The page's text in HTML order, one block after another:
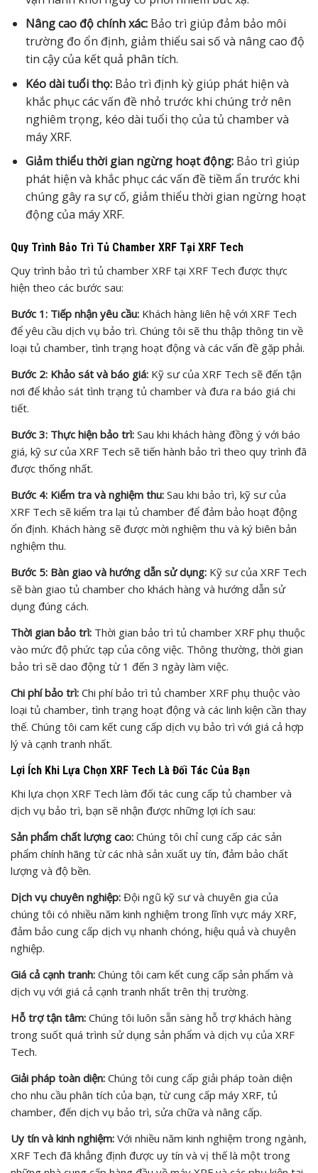
Nâng cao độ chính xác:Bảo trì giúp đảm bảo môi
trường đo ổn định, giảm thiểu sai số và nâng cao độ
tin cậy của kết quả phân tích.
Kéo dài tuổi thọ:Bảo trì định kỳ giúp phát hiện và
khắc phục các vấn đề nhỏ trước khi chúng trở nên
nghiêm trọng, kéo dài tuổi thọ của tủ chamber và
máy XRF.
Giảm thiểu thời gian ngừng hoạt động:Bảo trì giúp
phát hiện và khắc phục các vấn đề tiềm ẩn trước khi
chúng gây ra sự cố, giảm thiểu thời gian ngừng hoạt
động của máy XRF.
Quy Trình Bảo Trì Tủ Chamber XRF Tại XRF Tech
Quy trình bảo trì tủ chamber XRF tại XRF Tech được thực
hiện theo các bước sau:
Bước 1: Tiếp nhận yêu cầu: Khách hàng liên hệ với XRF Tech
để yêu cầu dịch vụ bảo trì. Chúng tôi sẽ thu thập thông tin về
loại tủ chamber, tình trạng hoạt động và các vấn đề gặp phải.
Bước 2: Khảo sát và báo giá: Kỹ sư của XRF Tech sẽ đến tận
nơi để khảo sát tình trạng tủ chamber và đưa ra báo giá chi
tiết.
Bước 3: Thực hiện bảo trì: Sau khi khách hàng đồng ý với báo
giá, kỹ sư của XRF Tech sẽ tiến hành bảo trì theo quy trình đã
được thống nhất.
Bước 4: Kiểm tra và nghiệm thu: Sau khi bảo trì, kỹ sư của
XRF Tech sẽ kiểm tra lại tủ chamber để đảm bảo hoạt động
ổn định. Khách hàng sẽ được mời nghiệm thu và ký biên bản
nghiệm thu.
Bước 5: Bàn giao và hướng dẫn sử dụng: Kỹ sư của XRF Tech
sẽ bàn giao tủ chamber cho khách hàng và hướng dẫn sử
dụng đúng cách.
Thời gian bảo trì: Thời gian bảo trì tủ chamber XRF phụ thuộc
vào mức độ phức tạp của công việc. Thông thường, thời gian
bảo trì sẽ dao động từ 1 đến 3 ngày làm việc.
Chi phí bảo trì: Chi phí bảo trì tủ chamber XRF phụ thuộc vào
loại tủ chamber, tình trạng hoạt động và các linh kiện cần thay
thế. Chúng tôi cam kết cung cấp dịch vụ bảo trì với giá cả hợp
lý và cạnh tranh nhất.
Lợi Ích Khi Lựa Chọn XRF Tech Là Đối Tác Của Bạn
Khi lựa chọn XRF Tech làm đối tác cung cấp tủ chamber và
dịch vụ bảo trì, bạn sẽ nhận được những lợi ích sau:
Sản phẩm chất lượng cao: Chúng tôi chỉ cung cấp các sản
phẩm chính hãng từ các nhà sản xuất uy tín, đảm bảo chất
lượng và độ bền.
Dịch vụ chuyên nghiệp: Đội ngũ kỹ sư và chuyên gia của
chúng tôi có nhiều năm kinh nghiệm trong lĩnh vực máy XRF,
đảm bảo cung cấp dịch vụ nhanh chóng, hiệu quả và chuyên
nghiệp.
Giá cả cạnh tranh: Chúng tôi cam kết cung cấp sản phẩm và
dịch vụ với giá cả cạnh tranh nhất trên thị trường.
Hỗ trợ tận tâm: Chúng tôi luôn sẵn sàng hỗ trợ khách hàng
trong suốt quá trình sử dụng sản phẩm và dịch vụ của XRF
Tech.
Giải pháp toàn diện: Chúng tôi cung cấp giải pháp toàn diện
cho nhu cầu phân tích của bạn, từ cung cấp máy XRF, tủ
chamber, đến dịch vụ bảo trì, sửa chữa và nâng cấp.
Uy tín và kinh nghiệm: Với nhiều năm kinh nghiệm trong ngành,
XRF Tech đã khẳng định được uy tín và vị thế là một trong